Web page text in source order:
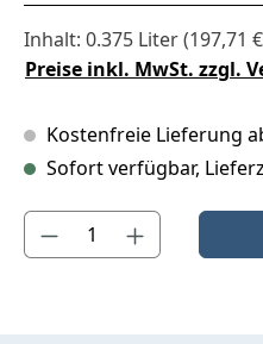
Inhalt: 0.375 Liter(197,71
Preise inkl. MwSt. zzgl.
Kostenfreie Lieferung
Sofort verfügbar,
Produkt Anzahl: Gib den